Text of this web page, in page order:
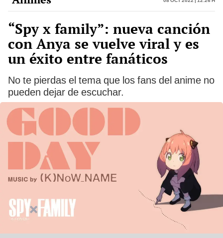
“Spy x family”: nueva canción
con Anya se vuelve viral y es
un éxito entre fanáticos
No te pierdas el tema que los fans del anime no
pueden dejar de escuchar.